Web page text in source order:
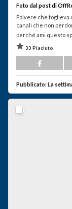
Foto dal post di
Polvere che toglieva
canali che non
perché ami questo
33 Piaciuto
Pubblicato:La